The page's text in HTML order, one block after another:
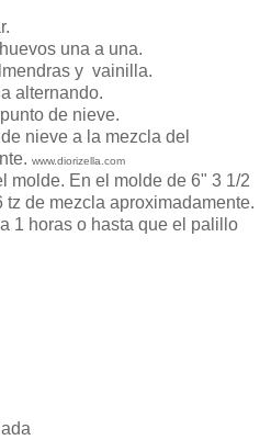
una a una.
y vainilla.
alternando.
de nieve.
nieve a la mezcla del
www.diorizella.com
molde. En el molde de 6" 3 1/2
de mezcla aproximadamente.
1 horas o hasta que el palillo